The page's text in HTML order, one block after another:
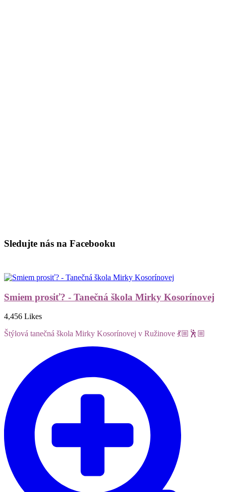
Sledujte nás na Facebooku
Smiem prosiť? - Tanečná škola Mirky Kosorínovej
4,456 Likes
Štýlová tanečná škola Mirky Kosorínovej v Ružinove 💃🏼🕺🏼